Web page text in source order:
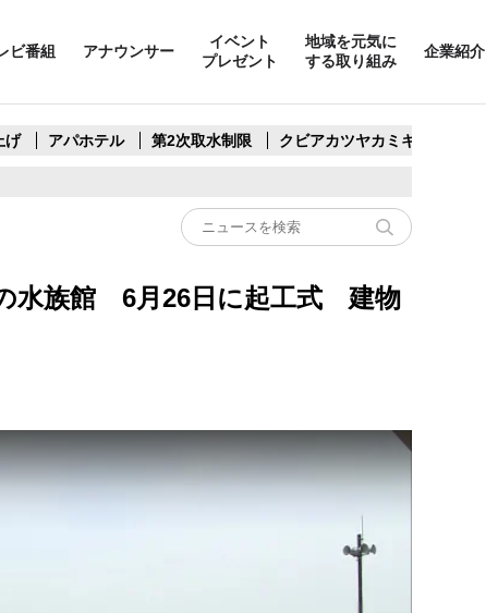
ビ番組 アナウンサー
イベント
プレゼント
地域を元気に
する取り組み
企業紹介
げ アパホテル 第2次取水制限 クビアカツヤカミキリ
水族館 6月26日に起工式 建物